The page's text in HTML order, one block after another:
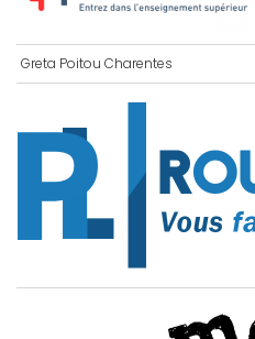
Greta Poitou Charentes